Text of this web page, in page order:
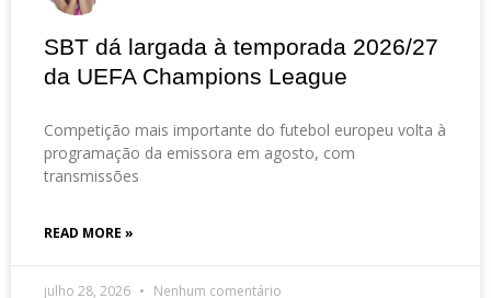
SBT dá largada à temporada 2026/27
da UEFA Champions League
Competição mais importante do futebol europeu volta à
programação da emissora em agosto, com
transmissões
READ MORE »
julho 28, 2026 Nenhum comentário